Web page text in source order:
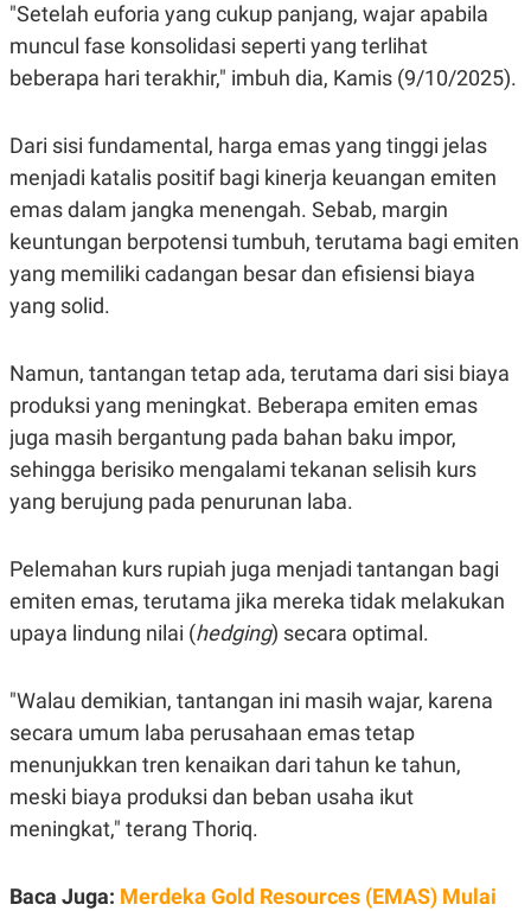
OF
USE
PEDOMAN
PEMBERITAAN
POLICY
"Setelah euforia yang cukup panjang, wajar apabila
muncul fase konsolidasi seperti yang terlihat
beberapa hari terakhir," imbuh dia, Kamis (9/10/2025).
Dari sisi fundamental, harga emas yang tinggi jelas
menjadi katalis positif bagi kinerja keuangan emiten
emas dalam jangka menengah. Sebab, margin
keuntungan berpotensi tumbuh, terutama bagi emiten
yang memiliki cadangan besar dan efisiensi biaya
yang solid.
Namun, tantangan tetap ada, terutama dari sisi biaya
produksi yang meningkat. Beberapa emiten emas
juga masih bergantung pada bahan baku impor,
sehingga berisiko mengalami tekanan selisih kurs
yang berujung pada penurunan laba.
Pelemahan kurs rupiah juga menjadi tantangan bagi
emiten emas, terutama jika mereka tidak melakukan
upaya lindung nilai (hedging) secara optimal.
"Walau demikian, tantangan ini masih wajar, karena
secara umum laba perusahaan emas tetap
menunjukkan tren kenaikan dari tahun ke tahun,
meski biaya produksi dan beban usaha ikut
meningkat," terang Thoriq.
Baca Juga: Merdeka Gold Resources (EMAS) Mulai